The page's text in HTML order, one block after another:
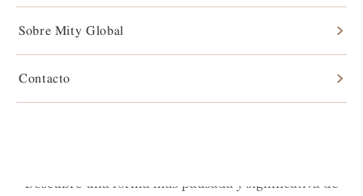
Sobre Mity Global
Contacto
Historias desde la Nara rural
Descubre una forma más pausada y significativa de